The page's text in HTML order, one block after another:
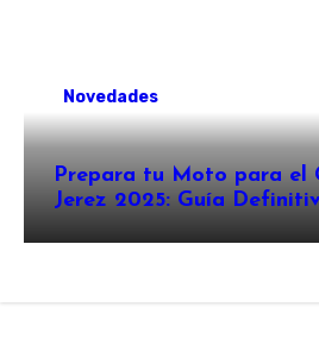
Novedades
Prepara tu Moto para el
Jerez 2025: Guía